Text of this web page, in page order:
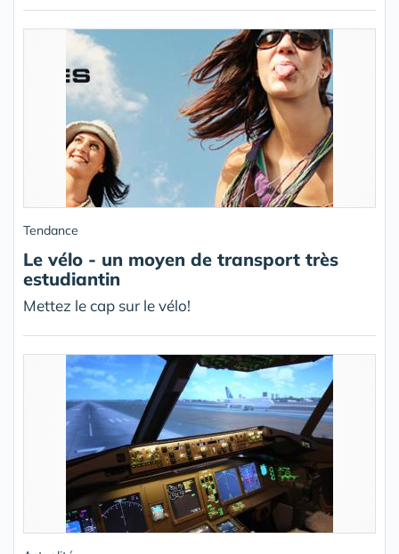
Tendance
Le vélo - un moyen de transport très
estudiantin
Mettez le cap sur le vélo!